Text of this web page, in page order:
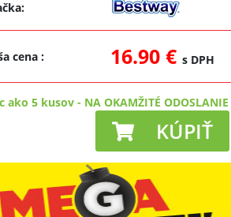
cena: 16.90 €s DPH
ako 5 kusov - NA OKAMŽITÉ ODOSLANIE
KÚPIŤ